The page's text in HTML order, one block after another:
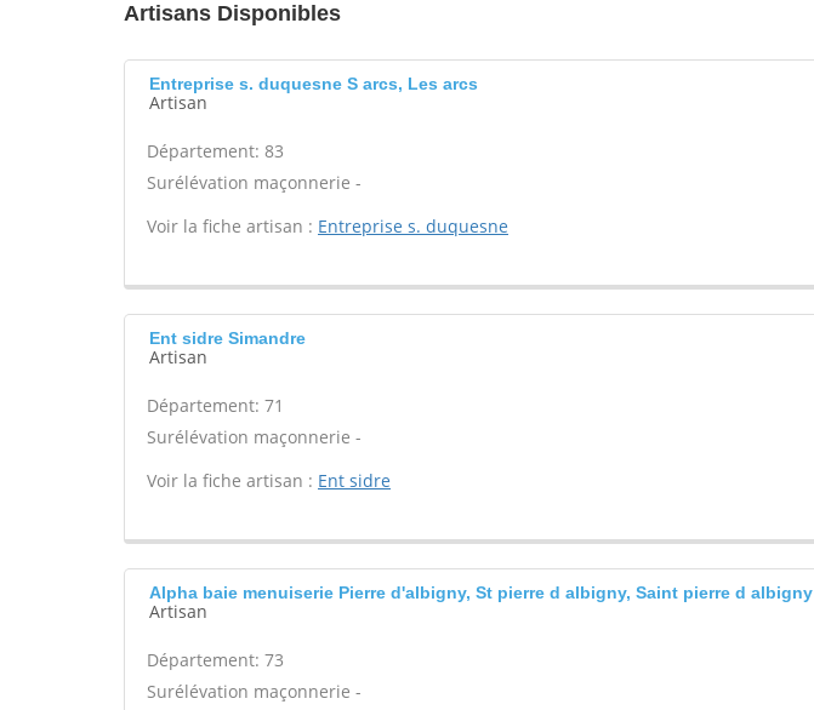
Artisans Disponibles
Entreprise s. duquesne S arcs, Les arcs
Artisan
Département: 83
Surélévation maçonnerie -
Voir la fiche artisan : Entreprise s. duquesne
Ent sidre Simandre
Artisan
Département: 71
Surélévation maçonnerie -
Voir la fiche artisan : Ent sidre
Alpha baie menuiserie Pierre d'albigny, St pierre d albigny, Saint pierre d albigny
Artisan
Département: 73
Surélévation maçonnerie -